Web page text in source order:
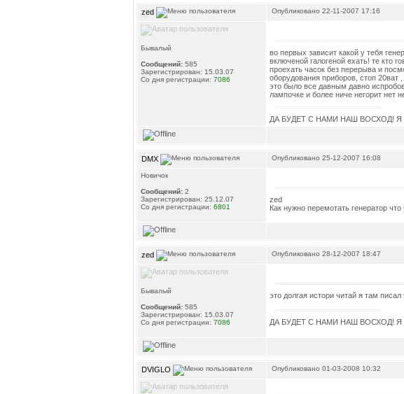
zed Опубликовано 22-11-2007 17:16
Бывалый
Сообщений: 585
Зарегистрирован: 15.03.07
Со дня регистрации: 7086
во первых зависит какой у тебя
включеной галогеной ехать! те кто
проехать часок без перерыва и
оборудования приборов, стоп 20ват
это было все давным давно
лампочке и более ниче негорит нет
ДА БУДЕТ С НАМИ НАШ ВОСХОД! Я
DMX Опубликовано 25-12-2007 16:08
Новичок
Сообщений: 2
Зарегистрирован: 25.12.07
Со дня регистрации: 6801
zed
Как нужно перемотать генератор
zed Опубликовано 28-12-2007 18:47
Бывалый
Сообщений: 585
Зарегистрирован: 15.03.07
Со дня регистрации: 7086
это долгая истори читай я там
ДА БУДЕТ С НАМИ НАШ ВОСХОД! Я
DVIGLO Опубликовано 01-03-2008 10:32